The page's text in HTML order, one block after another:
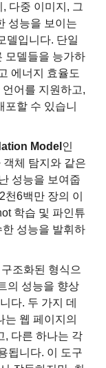
, 다중 이미지, 그
성능을 보이는
델입니다. 단일
모델들을 능가하
에너지 효율도
어를 지원하고,
포할 수 있습니
Model
체 탐지와 같은
성능을 보여줍
6백만 장의 이
학습 및 파인튜
성능을 발휘하
조화된 형식으
의 성능을 향상
다. 두 가지 데
는 웹 페이지의
, 다른 하나는 각
됩니다. 이 도구